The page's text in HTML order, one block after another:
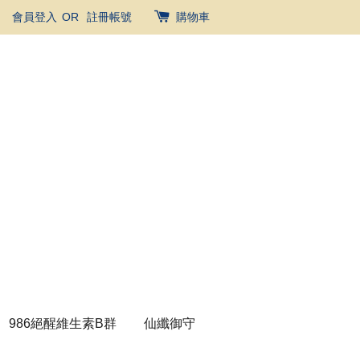
會員登入 OR 註冊帳號 購物車
986絕醒維生素B群 仙纖御守